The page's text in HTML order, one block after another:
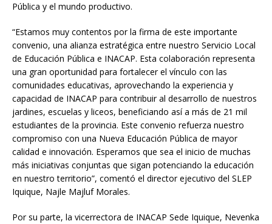
Pública y el mundo productivo.
“Estamos muy contentos por la firma de este importante
convenio, una alianza estratégica entre nuestro Servicio Local
de Educación Pública e INACAP. Esta colaboración representa
una gran oportunidad para fortalecer el vínculo con las
comunidades educativas, aprovechando la experiencia y
capacidad de INACAP para contribuir al desarrollo de nuestros
jardines, escuelas y liceos, beneficiando así a más de 21 mil
estudiantes de la provincia. Este convenio refuerza nuestro
compromiso con una Nueva Educación Pública de mayor
calidad e innovación. Esperamos que sea el inicio de muchas
más iniciativas conjuntas que sigan potenciando la educación
en nuestro territorio”, comentó el director ejecutivo del SLEP
Iquique, Najle Majluf Morales.
Por su parte, la vicerrectora de INACAP Sede Iquique, Nevenka